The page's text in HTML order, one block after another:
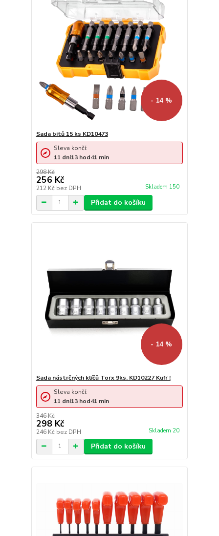
- 14 %
Sada bitů 15 ks KD10473
298 Kč
256 Kč
212 Kč bez DPH Skladem 150
Sleva končí:
11 dní13 hod41 min
Přidat do košíku
- 14 %
Sada nástrčných klíčů Torx 9ks. KD10227 Kufr !
346 Kč
298 Kč
246 Kč bez DPH Skladem 20
Sleva končí:
11 dní13 hod41 min
Přidat do košíku